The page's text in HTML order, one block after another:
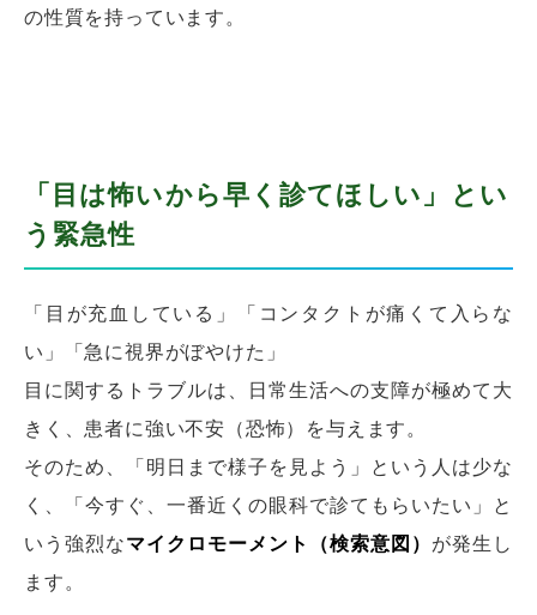
の性質を持っています。
「目は怖いから早く診てほしい」とい
う緊急性
「目が充血している」「コンタクトが痛くて入らな
い」「急に視界がぼやけた」
目に関するトラブルは、日常生活への支障が極めて大
きく、患者に強い不安（恐怖）を与えます。
そのため、「明日まで様子を見よう」という人は少な
く、「今すぐ、一番近くの眼科で診てもらいたい」と
いう強烈なマイクロモーメント（検索意図） が発生し
ます。